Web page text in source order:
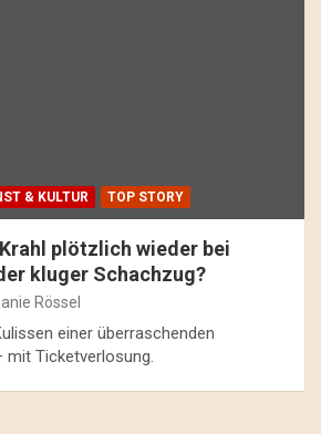
& KULTUR TOP STORY
plötzlich wieder bei
kluger Schachzug?
Rössel
einer überraschenden
mit Ticketverlosung.